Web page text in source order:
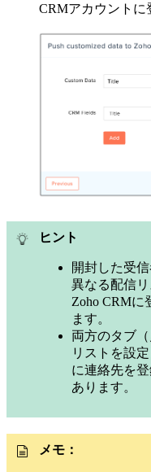
CRMアカウントに
ヒント
開封した受
異なる配信
Zoho CRMに
ます。
両方のタブ
リストを設
に連絡先を
あります。
メモ：